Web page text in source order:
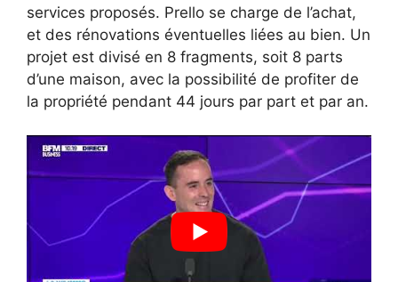
services proposés. Prello se charge de l’achat,
et des rénovations éventuelles liées au bien. Un
projet est divisé en 8 fragments, soit 8 parts
d’une maison, avec la possibilité de profiter de
la propriété pendant 44 jours par part et par an.